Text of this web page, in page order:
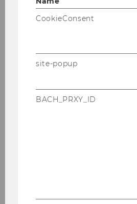
Exercises
Exercise No. 1: Hierarchical
Exercise No. 2: Person in
Exercise No. 3: Customer
CookieConsent
site-popup
BACH_PRXY_ID